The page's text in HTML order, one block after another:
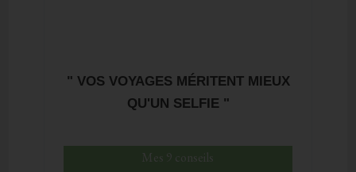
" VOS VOYAGES MÉRITENT MIEUX
QU'UN SELFIE "
Mes 9 conseils